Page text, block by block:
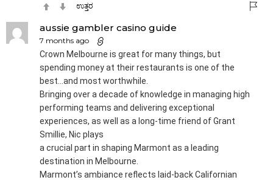
ಉತ್ತರ
aussie gambler casino guide
7 months ago
Crown Melbourne is great for many things, but
spending money at their restaurants is one of the
best…and most worthwhile.
Bringing over a decade of knowledge in managing high
performing teams and delivering exceptional
experiences, as well as a long-time friend of Grant
Smillie, Nic plays
a crucial part in shaping Marmont as a leading
destination in Melbourne.
Marmont’s ambiance reflects laid-back Californian